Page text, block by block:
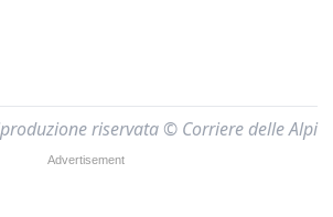
riservata © Corriere delle Alpi